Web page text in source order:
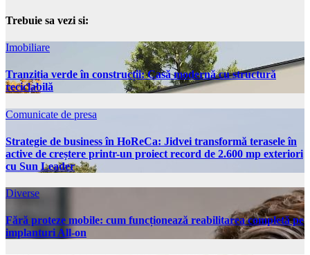
Trebuie sa vezi si:
Imobiliare
Tranziția verde în construcții: Casă modernă cu structură
reciclabilă
Comunicate de presa
Strategie de business în HoReCa: Jidvei transformă terasele în
active de creștere printr-un proiect record de 2.600 mp exteriori
cu Sun Leader
Diverse
Fără proteze mobile: cum funcționează reabilitarea completă pe
implanturi All-on